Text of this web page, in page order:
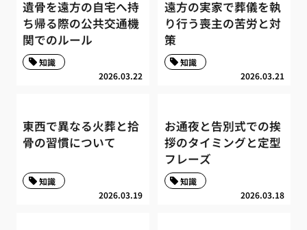
遺骨を遠方の自宅へ持
ち帰る際の公共交通機
関でのルール
2026.03.22
知識
遠方の実家で葬儀を執
り行う喪主の苦労と対
策
2026.03.21
知識
東西で異なる火葬と拾
骨の習慣について
2026.03.19
知識
お通夜と告別式での挨
拶のタイミングと定型
フレーズ
2026.03.18
知識